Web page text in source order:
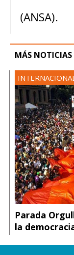
(ANSA).
MÁS NOTICIAS
Parada
la